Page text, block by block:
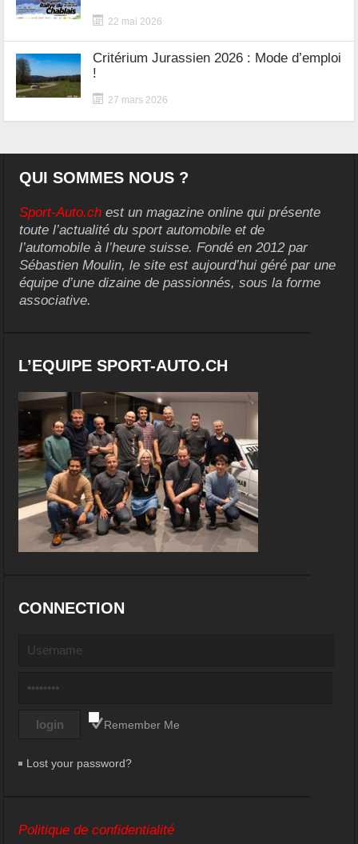
22 mai 2026
Critérium Jurassien 2026 : Mode d’emploi
!
27 mars 2026
QUI SOMMES NOUS ?
Sport-Auto.ch est un magazine online qui présente
toute l’actualité du sport automobile et de
l’automobile à l’heure suisse. Fondé en 2012 par
Sébastien Moulin, le site est aujourd’hui géré par une
équipe d’une dizaine de passionnés, sous la forme
associative.
L’EQUIPE SPORT-AUTO.CH
CONNECTION
Remember Me
Lost your password?
Politique de confidentialité